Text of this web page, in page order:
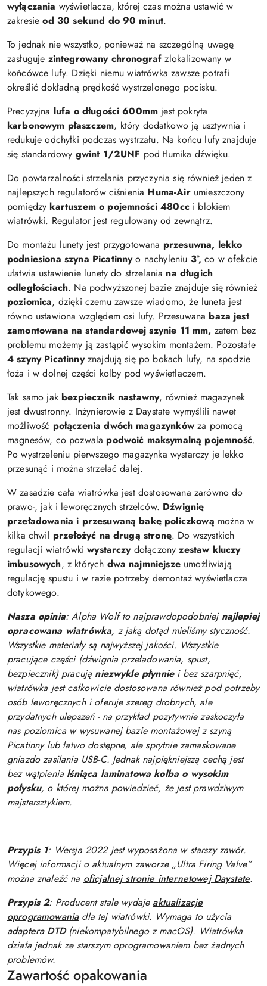
wyłączania wyświetlacza, której czas można ustawić w
zakresieod 30 sekund do 90 minut.
To jednak nie wszystko, ponieważ na szczególną uwagę
zasługuje zintegrowany chronograf zlokalizowany w
końcówce lufy. Dzięki niemu wiatrówka zawsze potrafi
określić dokładną prędkość wystrzelonego pocisku.
Precyzyjna lufa o długości 600mm jest pokryta
karbonowym płaszczem, który dodatkowo ją usztywnia i
redukuje odchyłki podczas wystrzału. Na końcu lufy znajduje
się standardowy gwint 1/2UNF pod tłumika dźwięku.
Do powtarzalności strzelania przyczynia się również jeden z
najlepszych regulatorów ciśnienia Huma-Airumieszczony
pomiędzy kartuszem o pojemności 480cci blokiem
wiatrówki. Regulator jest regulowany od zewnątrz.
Do montażu lunety jest przygotowana przesuwna, lekko
podniesiona szyna Picatinnyo nachyleniu 3°,co w ofekcie
ułatwia ustawienie lunety do strzelania na długich
odległościach. Na podwyższonej bazie znajduje się również
poziomica, dzięki czemu zawsze wiadomo, że luneta jest
równo ustawiona względem osi lufy. Przesuwana baza jest
zamontowana na standardowej szynie 11 mm, zatem bez
problemu możemy ją zastąpić wysokim montażem. Pozostałe
4 szyny Picatinnyznajdują się po bokach lufy, na spodzie
łoża i w dolnej części kolby pod wyświetlaczem.
Tak samo jak bezpiecznik nastawny, również magazynek
jest dwustronny. Inżynierowie z Daystate wymyślili nawet
możliwość połączenia dwóch magazynkówza pomocą
magnesów, co pozwala podwoić maksymalną pojemność.
Po wystrzeleniu pierwszego magazynka wystarczy je lekko
przesunąć i można strzelać dalej.
W zasadzie cała wiatrówka jest dostosowana zarówno do
prawo-, jak i leworęcznych strzelców. Dźwignię
przeładowania i przesuwaną bakę policzkową można w
kilka chwil przełożyć na drugą stronę. Do wszystkich
regulacji wiatrówkiwystarczydołączonyzestaw kluczy
imbusowych, z których dwa najmniejszeumożliwiają
regulację spustu i w razie potrzeby demontaż wyświetlacza
dotykowego.
Nasza opinia: Alpha Wolf to najprawdopodobniej najlepiej
opracowana wiatrówka, z jaką dotąd mieliśmy styczność.
Wszystkie materiały są najwyższej jakości. Wszystkie
pracujące części (dźwignia przeładowania, spust,
bezpiecznik) pracująniezwykle płynniei bez szarpnięć,
wiatrówka jest całkowicie dostosowana również pod potrzeby
osób leworęcznych i oferuje szereg drobnych, ale
przydatnych ulepszeń - na przykład pozytywnie zaskoczyła
nas poziomica w wysuwanej bazie montażowej z szyną
Picatinny lub łatwo dostępne, ale sprytnie zamaskowane
gniazdo zasilania USB-C. Jednak najpiękniejszą cechą jest
bez wątpienia lśniąca laminatowa kolba o wysokim
połysku, o której można powiedzieć, że jest prawdziwym
majstersztykiem.
Przypis 1: Wersja 2022 jest wyposażona w starszy zawór.
Więcej informacji o aktualnym zaworze „Ultra Firing Valve”
można znaleźć na oficjalnej stronie internetowej Daystate.
Przypis 2: Producent stale wydaje aktualizacje
oprogramowaniadla tej wiatrówki. Wymaga to użycia
adaptera DTD(niekompatybilnego z macOS). Wiatrówka
działa jednak ze starszym oprogramowaniem bez żadnych
problemów.
Zawartość opakowania